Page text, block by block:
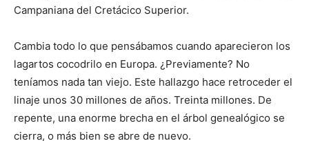
Campaniana del Cretácico Superior.
Cambia todo lo que pensábamos cuando aparecieron los
lagartos cocodrilo en Europa. ¿Previamente? No
teníamos nada tan viejo. Este hallazgo hace retroceder el
linaje unos 30 millones de años. Treinta millones. De
repente, una enorme brecha en el árbol genealógico se
cierra, o más bien se abre de nuevo.